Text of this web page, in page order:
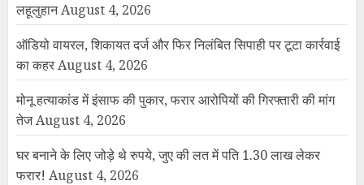
लहूलुहानAugust 4, 2026
ऑडियो वायरल, शिकायत दर्ज और फिर निलंबित सिपाही पर टूटा कार्रवाई
का कहरAugust 4, 2026
मोनू हत्याकांड में इंसाफ की पुकार, फरार आरोपियों की गिरफ्तारी की मांग
तेजAugust 4, 2026
घर बनाने के लिए जोड़े थे रुपये, जुए की लत में पति 1.30 लाख लेकर
फरार! August 4, 2026